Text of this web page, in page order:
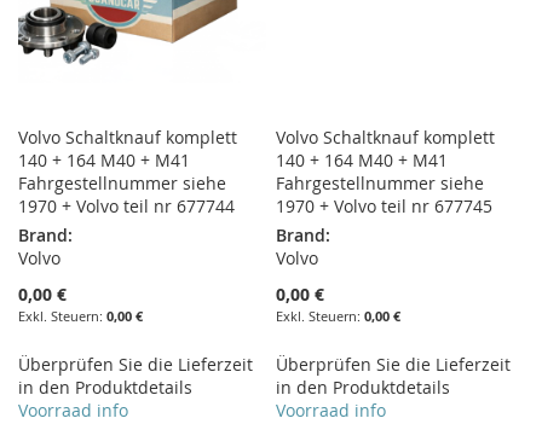
Volvo Schaltknauf komplett
140 + 164 M40 + M41
Fahrgestellnummer siehe
1970 + Volvo teil nr 677744
Brand:
Volvo
0,00 €
0,00 €
Überprüfen Sie die Lieferzeit
in den Produktdetails
Voorraad info
Volvo Schaltknauf komplett
140 + 164 M40 + M41
Fahrgestellnummer siehe
1970 + Volvo teil nr 677745
Brand:
Volvo
0,00 €
0,00 €
Überprüfen Sie die Lieferzeit
in den Produktdetails
Voorraad info